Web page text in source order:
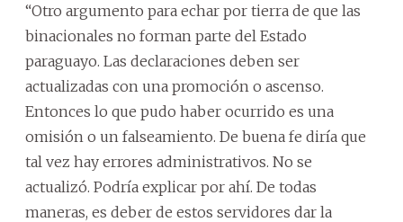
“Otro argumento para echar por tierra de que las
binacionales no forman parte del Estado
paraguayo. Las declaraciones deben ser
actualizadas con una promoción o ascenso.
Entonces lo que pudo haber ocurrido es una
omisión o un falseamiento. De buena fe diría que
tal vez hay errores administrativos. No se
actualizó. Podría explicar por ahí. De todas
maneras, es deber de estos servidores dar la